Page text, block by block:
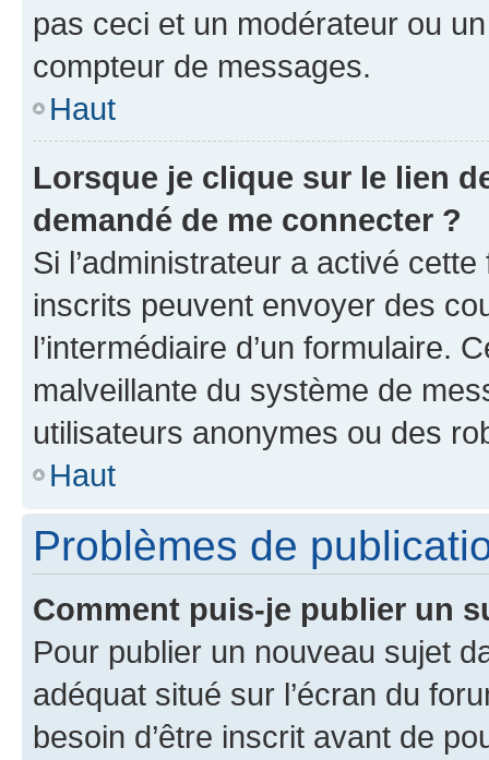
pas ceci et un modérateur ou
compteur de messages.
Haut
Lorsque je clique sur le lien
demandé de me connecter ?
Si l’administrateur a activé
inscrits peuvent envoyer des
l’intermédiaire d’un formulaire.
malveillante du système de
utilisateurs anonymes ou des
Haut
Problèmes de
Comment puis-je publier un
Pour publier un nouveau sujet
adéquat situé sur l’écran du
besoin d’être inscrit avant de